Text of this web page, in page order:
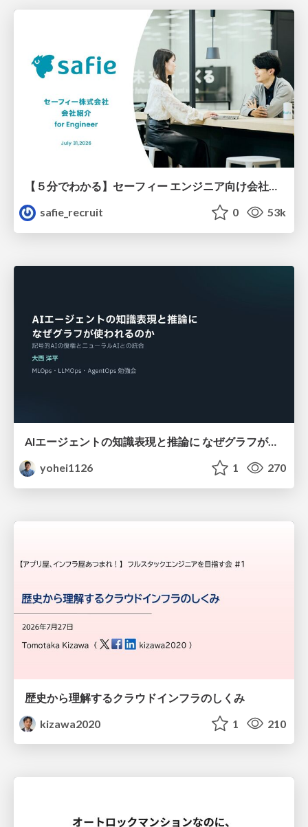
safie_recruit
0 53k
AIエージェントの知識表現と推論に なぜグラフが使われるのか - 記号的AIの復権とニューラルAIとの統合
yohei1126
1 270
歴史から理解するクラウドインフラのしくみ
kizawa2020
1 210